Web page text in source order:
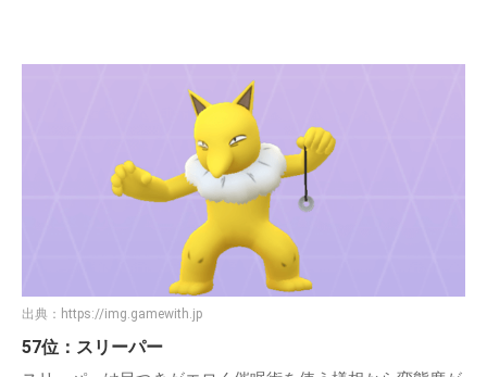
出典： https://img.gamewith.jp
57位：スリーパー